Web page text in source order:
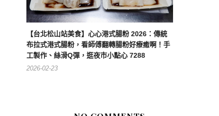
【台北松山站美食】心心港式腸粉 2026：傳統
布拉式港式腸粉，看師傅翻轉腸粉好療癒啊！手
工製作、絲滑Q彈，逛夜市小點心 7288
2026-02-23